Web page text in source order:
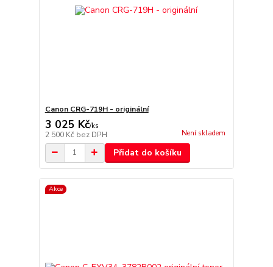
Canon CRG-719H - originální
3 025 Kč/ks
2 500 Kč bez DPH Není skladem
Přidat do košíku
Akce